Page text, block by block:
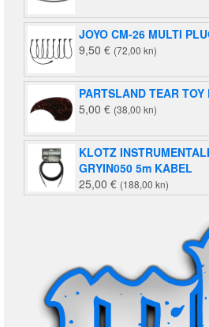
JOYO CM-26 MULTI
9,50 € (72,00 kn)
PARTSLAND TEAR TOY
5,00 € (38,00 kn)
KLOTZ
GRYIN050 5m KABEL
25,00 € (188,00 kn)